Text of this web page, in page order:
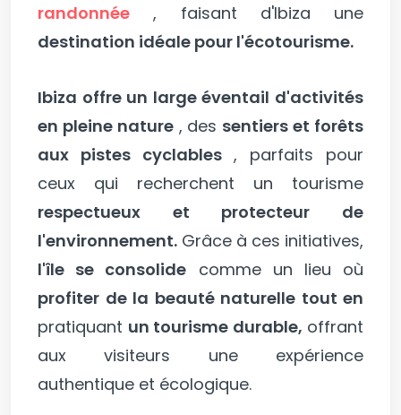
randonnée , faisant d'Ibiza une
destination idéale pour l'écotourisme.
Ibiza offre un large éventail d'activités
en pleine nature, des sentiers et forêts
aux pistes cyclables, parfaits pour
ceux qui recherchent un tourisme
respectueux et protecteur de
l'environnement. Grâce à ces initiatives,
l'île se consolide comme un lieu où
profiter de la beauté naturelle tout en
pratiquant un tourisme durable, offrant
aux visiteurs une expérience
authentique et écologique.